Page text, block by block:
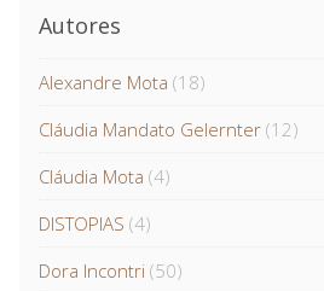
Autores
Alexandre Mota (18)
Cláudia Mandato Gelernter (12)
Cláudia Mota (4)
DISTOPIAS (4)
Dora Incontri (50)